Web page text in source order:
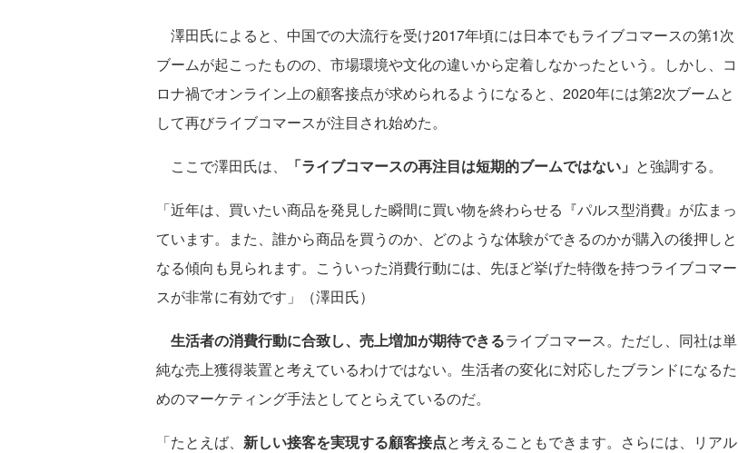
澤田氏によると、中国での大流行を受け2017年頃には日本でもライブコマースの第1次
ブームが起こったものの、市場環境や文化の違いから定着しなかったという。しかし、コ
ロナ禍でオンライン上の顧客接点が求められるようになると、2020年には第2次ブームと
して再びライブコマースが注目され始めた。
ここで澤田氏は、 「ライブコマースの再注目は短期的ブームではない」 と強調する。
「近年は、買いたい商品を発見した瞬間に買い物を終わらせる『パルス型消費』が広まっ
ています。また、誰から商品を買うのか、どのような体験ができるのかが購入の後押しと
なる傾向も見られます。こういった消費行動には、先ほど挙げた特徴を持つライブコマー
スが非常に有効です」（澤田氏）
生活者の消費行動に合致し、売上増加が期待できるライブコマース。ただし、同社は単
純な売上獲得装置と考えているわけではない。生活者の変化に対応したブランドになるた
めのマーケティング手法としてとらえているのだ。
「たとえば、 新しい接客を実現する顧客接点と考えることもできます。さらには、リアル